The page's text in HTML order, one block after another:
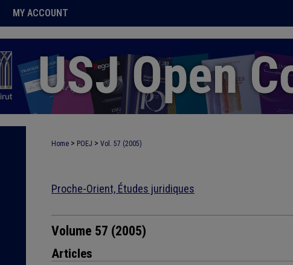
MY ACCOUNT
Home > POEJ > Vol. 57 (2005)
Proche-Orient, Études juridiques
Volume 57 (2005)
Articles